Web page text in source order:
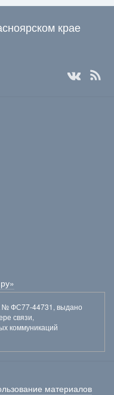
крае
№ ФС77-44731, выдано
связи,
коммуникаций
материалов